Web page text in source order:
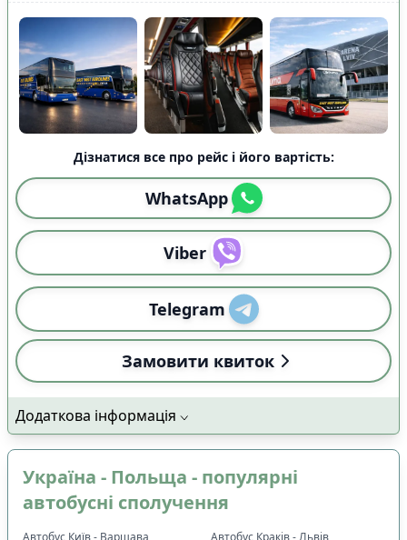
Дізнатися все про рейс і його вартість:
WhatsApp
Viber
Telegram
Замовити квиток
Додаткова інформація
Україна - Польща - популярні
автобусні сполучення
Автобус Київ - Варшава
Автобус Краків - Львів